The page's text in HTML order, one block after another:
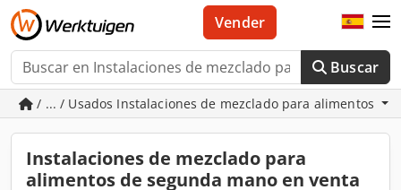
Buscar
Vender
/ ... / Usados Instalaciones de mezclado para alimentos
Instalaciones de mezclado para
alimentos de segunda mano en venta